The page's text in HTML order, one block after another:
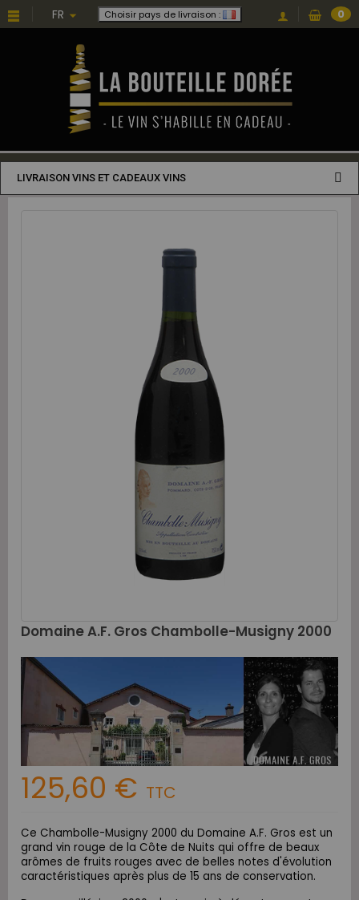
FR Choisir pays de livraison : 0
LIVRAISON VINS ET CADEAUX VINS
Domaine A.F. Gros Chambolle-Musigny 2000
125,60 € TTC
Ce Chambolle-Musigny 2000 du Domaine A.F. Gros est un
grand vin rouge de la Côte de Nuits qui offre de beaux
arômes de fruits rouges avec de belles notes d'évolution
caractéristiques après plus de 15 ans de conservation.